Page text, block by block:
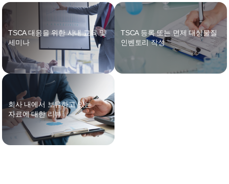
TSCA 대응을 위한사내 교육 및
세미나
TSCA 등록 또는 면제 대상물질
인벤토리 작성
회사 내에서 보유하고 있는
자료에 대한 리뷰